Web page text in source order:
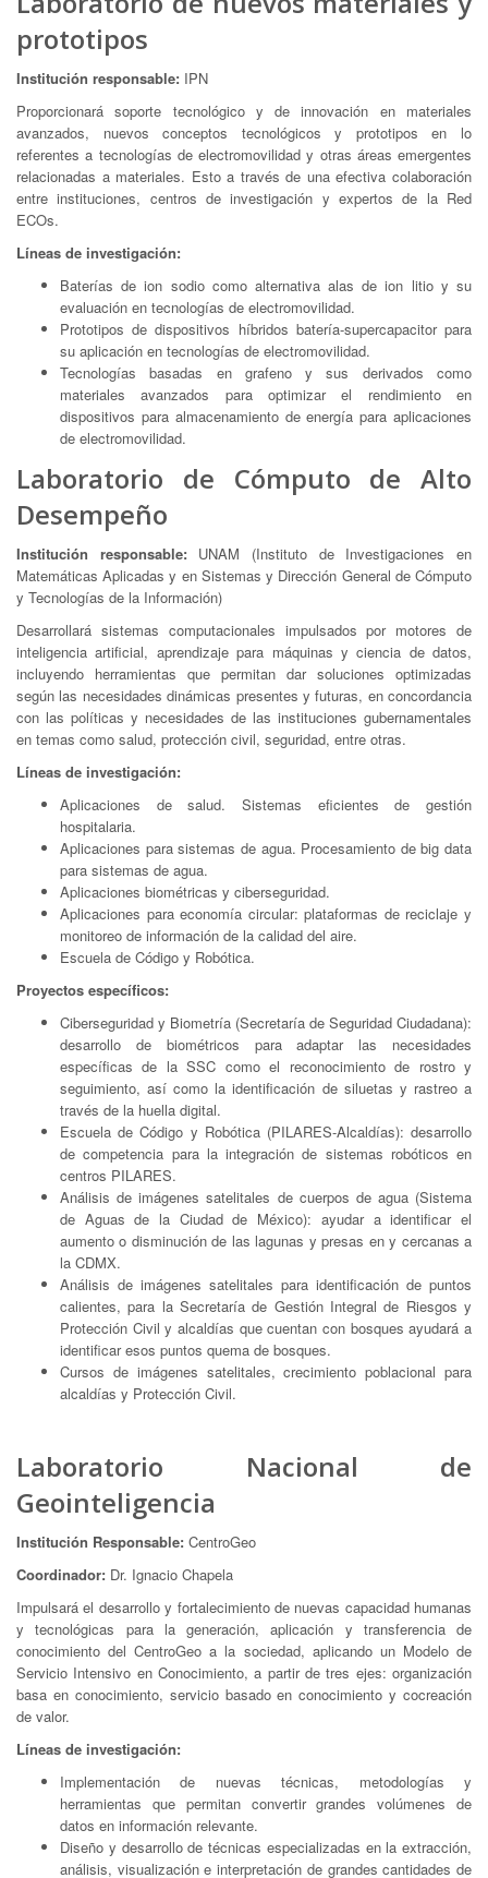
prototipos
Institución responsable: IPN
Proporcionará soporte tecnológico y de innovación en materiales
avanzados, nuevos conceptos tecnológicos y prototipos en lo
referentes a tecnologías de electromovilidad y otras áreas emergentes
relacionadas a materiales. Esto a través de una efectiva colaboración
entre instituciones, centros de investigación y expertos de la Red
ECOs.
Líneas de investigación:
Baterías de ion sodio como alternativa alas de ion litio y su
evaluación en tecnologías de electromovilidad.
Prototipos de dispositivos híbridos batería-supercapacitor para
su aplicación en tecnologías de electromovilidad.
Tecnologías basadas en grafeno y sus derivados como
materiales avanzados para optimizar el rendimiento en
dispositivos para almacenamiento de energía para aplicaciones
de electromovilidad.
Laboratorio de Cómputo de Alto
Desempeño
Institución responsable:UNAM (Instituto de Investigaciones en
Matemáticas Aplicadas y en Sistemas y Dirección General de Cómputo
y Tecnologías de la Información)
Desarrollará sistemas computacionales impulsados por motores de
inteligencia artificial, aprendizaje para máquinas y ciencia de datos,
incluyendo herramientas que permitan dar soluciones optimizadas
según las necesidades dinámicas presentes y futuras, en concordancia
con las políticas y necesidades de las instituciones gubernamentales
en temas como salud, protección civil, seguridad, entre otras.
Líneas de investigación:
Aplicaciones de salud. Sistemas eficientes de gestión
hospitalaria.
Aplicaciones para sistemas de agua. Procesamiento de big data
para sistemas de agua.
Aplicaciones biométricas y ciberseguridad.
Aplicaciones para economía circular: plataformas de reciclaje y
monitoreo de información de la calidad del aire.
Escuela de Código y Robótica.
Proyectos específicos:
Ciberseguridad y Biometría (Secretaría de Seguridad Ciudadana):
desarrollo de biométricos para adaptar las necesidades
específicas de la SSC como el reconocimiento de rostro y
seguimiento, así como la identificación de siluetas y rastreo a
través de la huella digital.
Escuela de Código y Robótica (PILARES-Alcaldías): desarrollo
de competencia para la integración de sistemas robóticos en
centros PILARES.
Análisis de imágenes satelitales de cuerpos de agua (Sistema
de Aguas de la Ciudad de México): ayudar a identificar el
aumento o disminución de las lagunas y presas en y cercanas a
la CDMX.
Análisis de imágenes satelitales para identificación de puntos
calientes, para la Secretaría de Gestión Integral de Riesgos y
Protección Civil y alcaldías que cuentan con bosques ayudará a
identificar esos puntos quema de bosques.
Cursos de imágenes satelitales, crecimiento poblacional para
alcaldías y Protección Civil.
Laboratorio Nacional de
Geointeligencia
Institución Responsable: CentroGeo
Coordinador: Dr. Ignacio Chapela
Impulsará el desarrollo y fortalecimiento de nuevas capacidad humanas
y tecnológicas para la generación, aplicación y transferencia de
conocimiento del CentroGeo a la sociedad, aplicando un Modelo de
Servicio Intensivo en Conocimiento, a partir de tres ejes: organización
basa en conocimiento, servicio basado en conocimiento y cocreación
de valor.
Líneas de investigación:
Implementación de nuevas técnicas, metodologías y
herramientas que permitan convertir grandes volúmenes de
datos en información relevante.
Diseño y desarrollo de técnicas especializadas en la extracción,
análisis, visualización e interpretación de grandes cantidades de